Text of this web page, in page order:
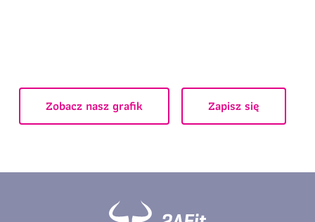
Zobacz nasz grafik Zapisz się